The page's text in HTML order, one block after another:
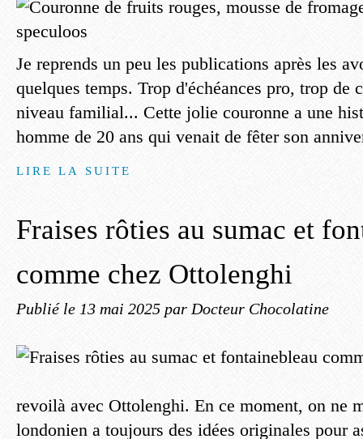
Je reprends un peu les publications après les
quelques temps. Trop d'échéances pro, trop de
niveau familial... Cette jolie couronne a une
homme de 20 ans qui venait de fêter son
LIRE LA SUITE
Fraises rôties au sumac et
comme chez Ottolenghi
Publié le 13 mai 2025 par Docteur Chocolatine
revoilà avec Ottolenghi. En ce moment, on ne
londonien a toujours des idées originales pour